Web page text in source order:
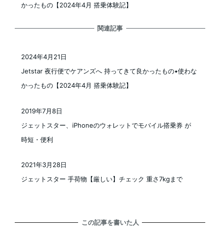
かったもの【2024年4月 搭乗体験記】
関連記事
Jetstar 夜行便でケアンズへ 持ってきて良かったもの•使わな
かったもの【2024年4月 搭乗体験記】
2024年4月21日
ジェットスター、iPhoneのウォレットでモバイル搭乗券 が
時短・便利
2019年7月8日
ジェットスター 手荷物【厳しい】チェック 重さ7kgまで
2021年3月28日
この記事を書いた人